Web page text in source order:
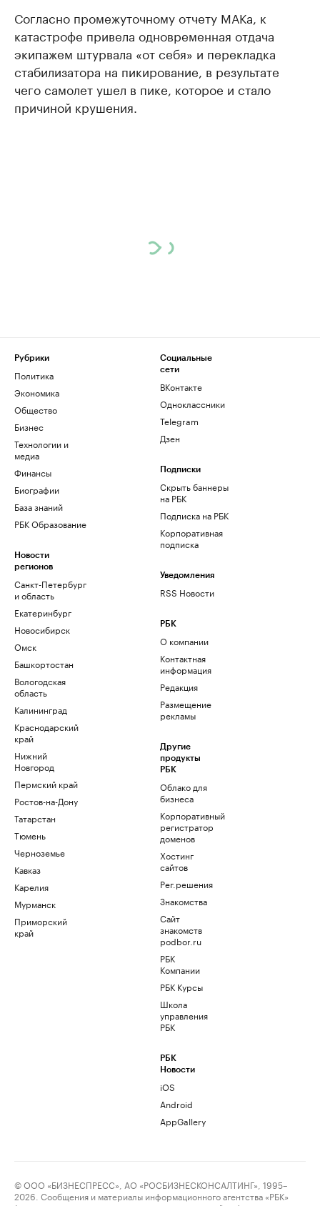
Согласно промежуточному отчету МАКа, к
катастрофе привела одновременная отдача
экипажем штурвала «от себя» и перекладка
стабилизатора на пикирование, в результате
чего самолет ушел в пике, которое и стало
причиной крушения.
Рубрики
Политика
Экономика
Общество
Бизнес
Технологии и
медиа
Финансы
Биографии
База знаний
РБК Образование
Новости
регионов
Санкт-Петербург
и область
Екатеринбург
Новосибирск
Омск
Башкортостан
Вологодская
область
Калининград
Краснодарский
край
Нижний
Новгород
Пермский край
Ростов-на-Дону
Татарстан
Тюмень
Черноземье
Кавказ
Карелия
Мурманск
Приморский
край
Социальные
сети
ВКонтакте
Одноклассники
Telegram
Дзен
Подписки
Скрыть баннеры
на РБК
Подписка на РБК
Корпоративная
подписка
Уведомления
RSS Новости
РБК
О компании
Контактная
информация
Редакция
Размещение
рекламы
Другие
продукты
РБК
Облако для
бизнеса
Корпоративный
регистратор
доменов
Хостинг
сайтов
Рег.решения
Знакомства
Сайт
знакомств
podbor.ru
РБК
Компании
РБК Курсы
Школа
управления
РБК
РБК
Новости
iOS
Android
AppGallery
© ООО «БИЗНЕСПРЕСС», АО «РОСБИЗНЕСКОНСАЛТИНГ», 1995–
2026. Сообщения и материалы информационного агентства «РБК»